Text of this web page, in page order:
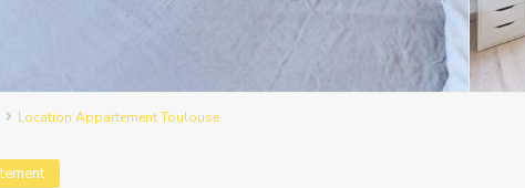
Location Appartement Toulouse